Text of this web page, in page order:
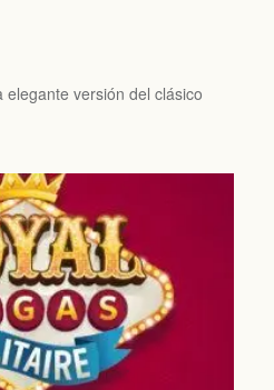
versión del clásico